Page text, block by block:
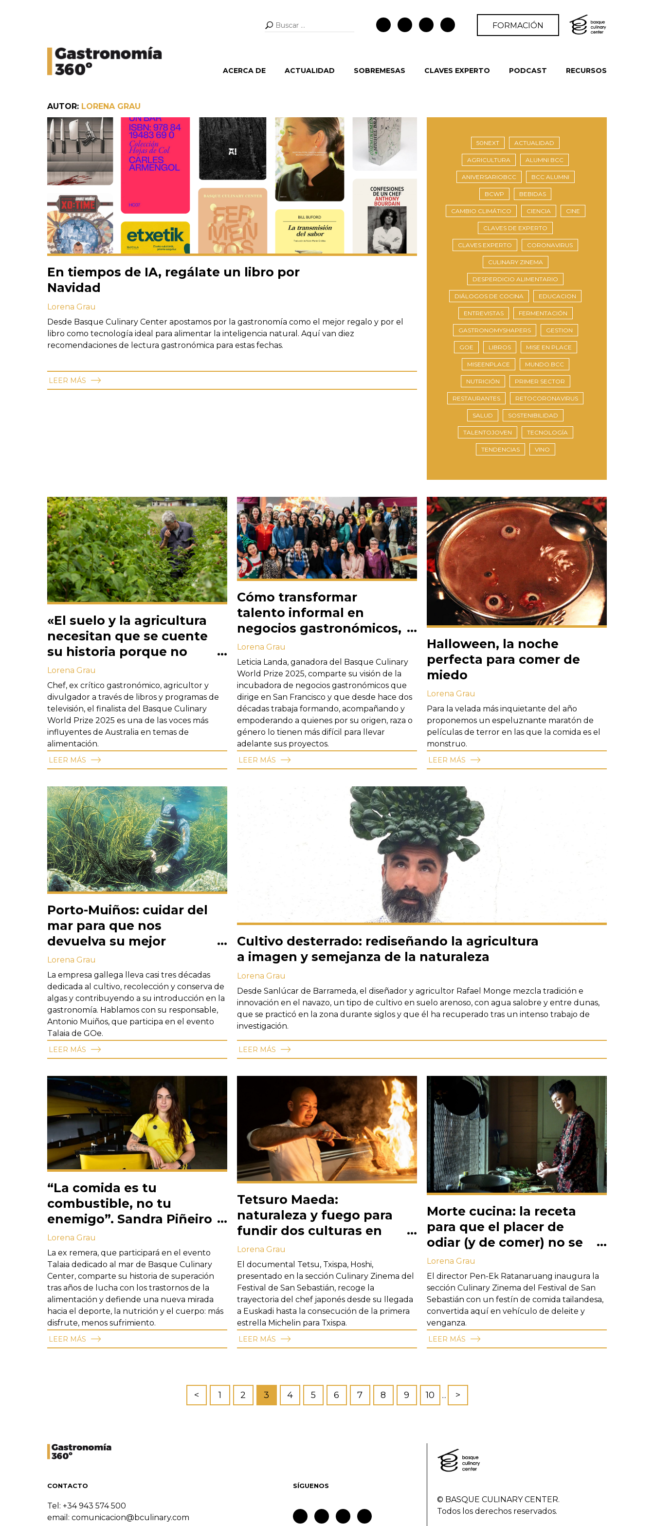
Buscar: FORMACIÓN
ACERCA DE ACTUALIDAD SOBREMESAS CLAVES EXPERTO PODCAST RECURSOS
AUTOR: LORENA GRAU
En tiempos de IA, regálate un libro por
Navidad
Lorena Grau
Desde Basque Culinary Center apostamos por la gastronomía como el mejor regalo y por el
libro como tecnología ideal para alimentar la inteligencia natural. Aquí van diez
recomendaciones de lectura gastronómica para estas fechas.
LEER MÁS
«El suelo y la agricultura
necesitan que se cuente
su historia porque no
pueden hacerlo por sí
mismos». Matthew Evans
Lorena Grau
Chef, ex crítico gastronómico, agricultor y
divulgador a través de libros y programas de
televisión, el finalista del Basque Culinary
World Prize 2025 es una de las voces más
influyentes de Australia en temas de
alimentación.
LEER MÁS
Cómo transformar
talento informal en
negocios gastronómicos,
en La Cocina
Lorena Grau
Leticia Landa, ganadora del Basque Culinary
World Prize 2025, comparte su visión de la
incubadora de negocios gastronómicos que
dirige en San Francisco y que desde hace dos
décadas trabaja formando, acompañando y
empoderando a quienes por su origen, raza o
género lo tienen más difícil para llevar
adelante sus proyectos.
LEER MÁS
Halloween, la noche
perfecta para comer de
miedo
Lorena Grau
Para la velada más inquietante del año
proponemos un espeluznante maratón de
películas de terror en las que la comida es el
monstruo.
LEER MÁS
Porto-Muiños: cuidar del
mar para que nos
devuelva su mejor
versión
Lorena Grau
La empresa gallega lleva casi tres décadas
dedicada al cultivo, recolección y conserva de
algas y contribuyendo a su introducción en la
gastronomía. Hablamos con su responsable,
Antonio Muiños, que participa en el evento
Talaia de GOe.
LEER MÁS
Cultivo desterrado: rediseñando la agricultura
a imagen y semejanza de la naturaleza
Lorena Grau
Desde Sanlúcar de Barrameda, el diseñador y agricultor Rafael Monge mezcla tradición e
innovación en el navazo, un tipo de cultivo en suelo arenoso, con agua salobre y entre dunas,
que se practicó en la zona durante siglos y que él ha recuperado tras un intenso trabajo de
investigación.
LEER MÁS
“La comida es tu
combustible, no tu
enemigo”. Sandra Piñeiro
contra las dietas
restrictivas en el deporte
Lorena Grau
La ex remera, que participará en el evento
Talaia dedicado al mar de Basque Culinary
Center, comparte su historia de superación
tras años de lucha con los trastornos de la
alimentación y defiende una nueva mirada
hacia el deporte, la nutrición y el cuerpo: más
disfrute, menos sufrimiento.
LEER MÁS
Tetsuro Maeda:
naturaleza y fuego para
fundir dos culturas en
una nueva
Lorena Grau
El documental Tetsu, Txispa, Hoshi,
presentado en la sección Culinary Zinema del
Festival de San Sebastián, recoge la
trayectoria del chef japonés desde su llegada
a Euskadi hasta la consecución de la primera
estrella Michelin para Txispa.
LEER MÁS
Morte cucina: la receta
para que el placer de
odiar (y de comer) no se
acabe nunca
Lorena Grau
El director Pen-Ek Ratanaruang inaugura la
sección Culinary Zinema del Festival de San
Sebastián con un festín de comida tailandesa,
convertida aquí en vehículo de deleite y
venganza.
LEER MÁS
50NEXT ACTUALIDAD
AGRICULTURA ALUMNI BCC
ANIVERSARIOBCC BCC ALUMNI
BCWP BEBIDAS
CAMBIO CLIMÁTICO CIENCIA CINE
CLAVES DE EXPERTO
CLAVES EXPERTO CORONAVIRUS
CULINARY ZINEMA
DESPERDICIO ALIMENTARIO
DIÁLOGOS DE COCINA EDUCACION
ENTREVISTAS FERMENTACIÓN
GASTRONOMYSHAPERS GESTION
GOE LIBROS MISE EN PLACE
MISEENPLACE MUNDO.BCC
NUTRICIÓN PRIMER SECTOR
RESTAURANTES RETOCORONAVIRUS
SALUD SOSTENIBILIDAD
TALENTOJOVEN TECNOLOGÍA
TENDENCIAS VINO
< 1 2 3 4 5 6 7 8 9 10 ... >
CONTACTO
Tel: +34 943 574 500
email: comunicacion@bculinary.com
SÍGUENOS
© BASQUE CULINARY CENTER.
Todos los derechos reservados.